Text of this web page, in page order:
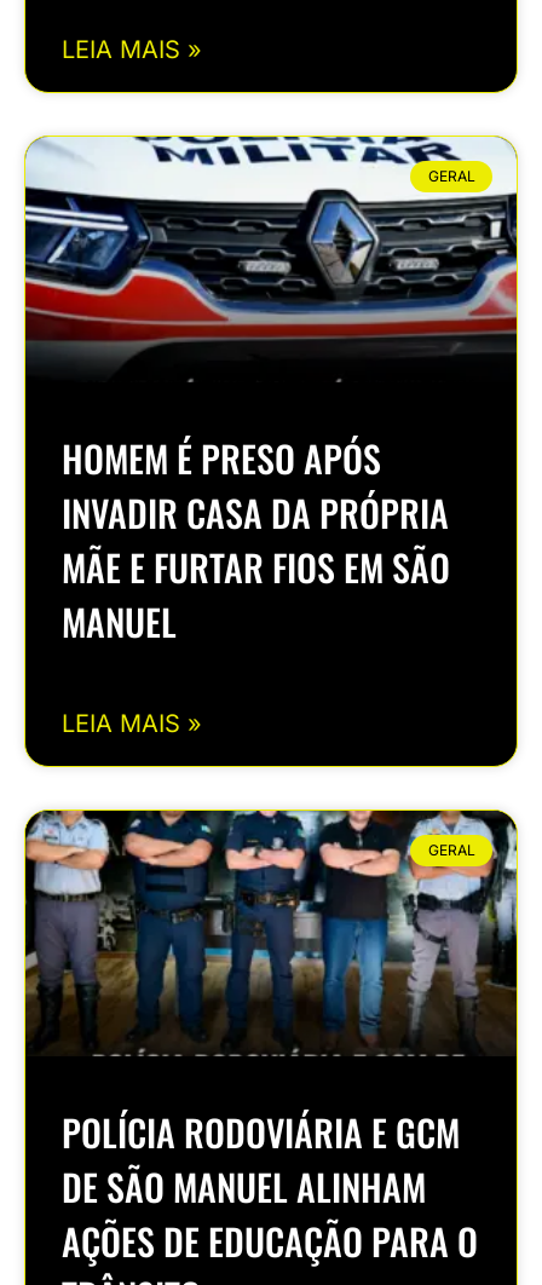
LEIA MAIS »
GERAL
HOMEM É PRESO APÓS
INVADIR CASA DA PRÓPRIA
MÃE E FURTAR FIOS EM SÃO
MANUEL
LEIA MAIS »
GERAL
POLÍCIA RODOVIÁRIA E GCM
DE SÃO MANUEL ALINHAM
AÇÕES DE EDUCAÇÃO PARA O